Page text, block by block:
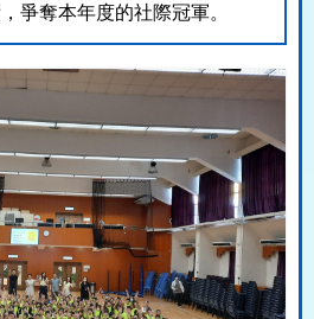
爭奪本年度的社際冠軍。